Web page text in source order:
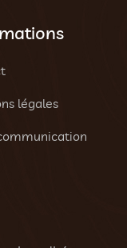
légales